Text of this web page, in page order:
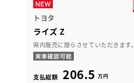
トヨタ
ライズ Z
県内販売に限らさせていただきます。
支払総額 206.5 万円